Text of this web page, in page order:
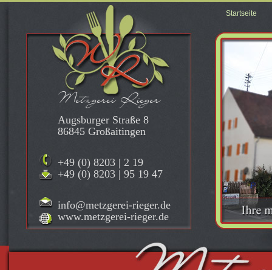
Startseite
Metzgerei Rieger
Augsburger Straße 8
86845 Großaitingen
+49 (0) 8203 | 2 19
+49 (0) 8203 | 95 19 47
info@metzgerei-rieger.de
www.metzgerei-rieger.de